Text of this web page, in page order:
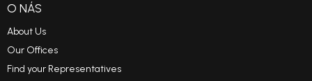
O NÁS
About Us
Our Offices
Find your Representatives